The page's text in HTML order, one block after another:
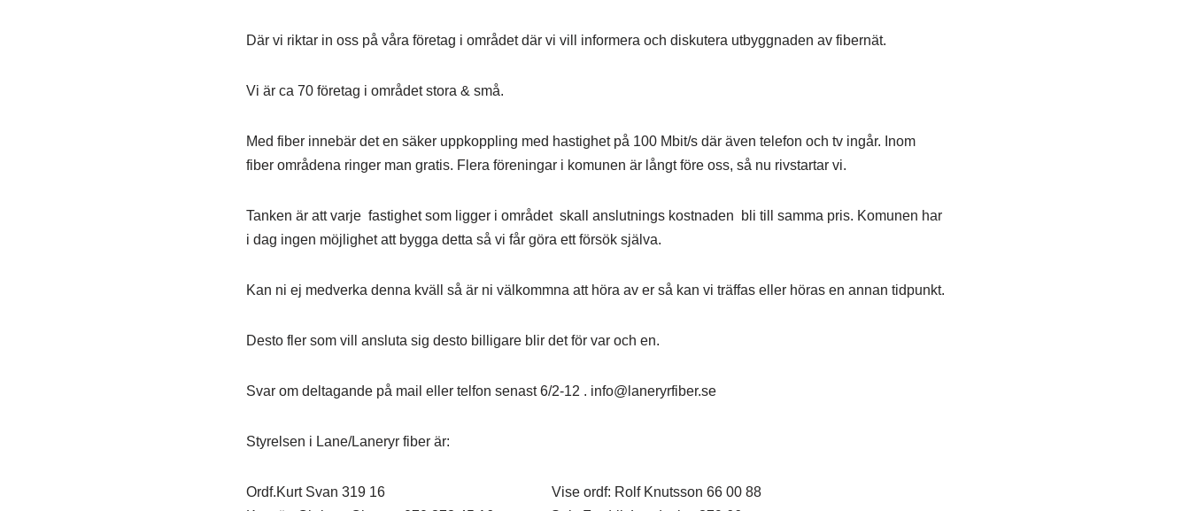
Där vi riktar in oss på våra företag i området där vi vill informera och diskutera utbyggnaden av fibernät.
Vi är ca 70 företag i området stora & små.
Med fiber innebär det en säker uppkoppling med hastighet på 100 Mbit/s där även telefon och tv ingår. Inom
fiber områdena ringer man gratis. Flera föreningar i komunen är långt före oss, så nu rivstartar vi.
Tanken är att varje fastighet som ligger i området skall anslutnings kostnaden bli till samma pris. Komunen har
i dag ingen möjlighet att bygga detta så vi får göra ett försök själva.
Kan ni ej medverka denna kväll så är ni välkommna att höra av er så kan vi träffas eller höras en annan tidpunkt.
Desto fler som vill ansluta sig desto billigare blir det för var och en.
Svar om deltagande på mail eller telfon senast 6/2-12 . info@laneryrfiber.se
Styrelsen i Lane/Laneryr fiber är:
Ordf.Kurt Svan 319 16 Vise ordf: Rolf Knutsson 66 00 88